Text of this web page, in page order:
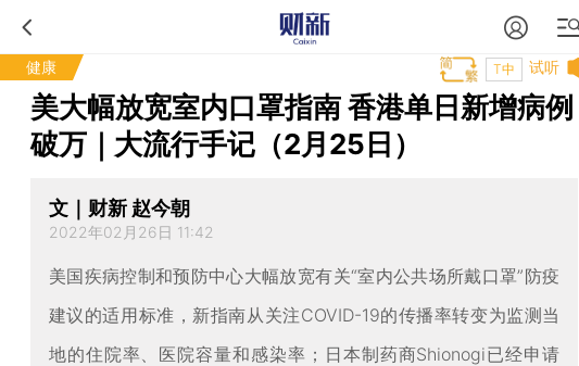
健康 试听
T中
美大幅放宽室内口罩指南 香港单日新增病例
破万｜大流行手记（2月25日）
文｜财新 赵今朝
2022年02月26日 11:42
美国疾病控制和预防中心大幅放宽有关“室内公共场所戴口罩”防疫
建议的适用标准，新指南从关注COVID-19的传播率转变为监测当
地的住院率、医院容量和感染率；日本制药商Shionogi已经申请